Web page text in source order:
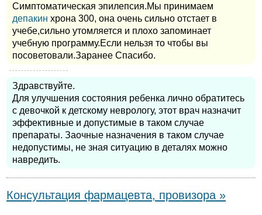
Симптоматическая эпилепсия.Мы принимаем
депакин хрона 300, она очень сильно отстает в
учебе,сильно утомляется и плохо запоминает
учебную программу.Если нельзя то чтобы вы
посоветовали.Заранее Спасибо.
Здравствуйте.
Для улучшения состояния ребенка лично обратитесь
с девочкой к детскому неврологу, этот врач назначит
эффективные и допустимые в таком случае
препараты. Заочные назначения в таком случае
недопустимы, не зная ситуацию в деталях можно
навредить.
Консультация фармацевта, провизора »